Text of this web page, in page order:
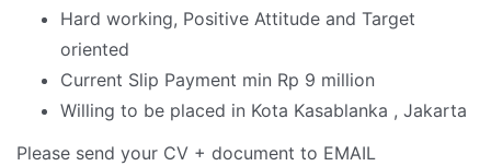
Hard working, Positive Attitude and Target
oriented
Current Slip Payment min Rp 9 million
Willing to be placed in Kota Kasablanka , Jakarta
Please send your CV + document to EMAIL